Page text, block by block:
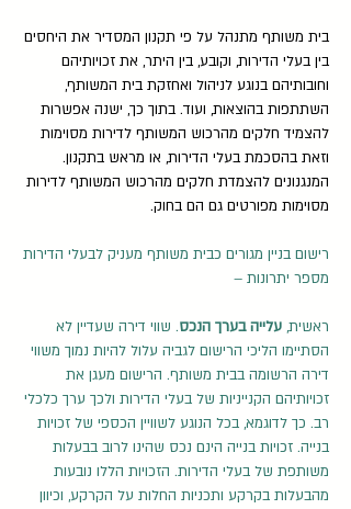
בית משותף מתנהל על פי תקנון המסדיר את היחסים
בין בעלי הדירות, וקובע, בין היתר, את זכויותיהם
וחובותיהם בנוגע לניהול ואחזקת בית המשותף,
השתתפות בהוצאות, ועוד. בתוך כך, ישנה אפשרות
להצמיד חלקים מהרכוש המשותף לדירות מסוימות
וזאת בהסכמת בעלי הדירות, או מראש בתקנון.
המנגנונים להצמדת חלקים מהרכוש המשותף לדירות
מסוימות מפורטים גם הם בחוק.
רישום בניין מגורים כבית משותף מעניק לבעלי הדירות
מספר יתרונות –
ראשית, עלייה בערך הנכס. שווי דירה שעדיין לא
הסתיימו הליכי הרישום לגביה עלול להיות נמוך משווי
דירה הרשומה בבית משותף. הרישום מעגן את
זכויותיהם הקנייניות של בעלי הדירות ולכך ערך כלכלי
רב. כך לדוגמא, בכל הנוגע לשוויין הכספי של זכויות
בנייה. זכויות בנייה הינם נכס שהינו לרוב בבעלות
משותפת של בעלי הדירות. הזכויות הללו נובעות
מהבעלות בקרקע ותכניות החלות על הקרקע, וכיוון